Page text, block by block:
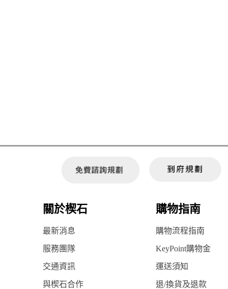
關於楔石 購物指南
最新消息 購物流程指南
服務團隊 KeyPoint購物金
交通資訊 運送須知
與楔石合作 退/換貨及退款